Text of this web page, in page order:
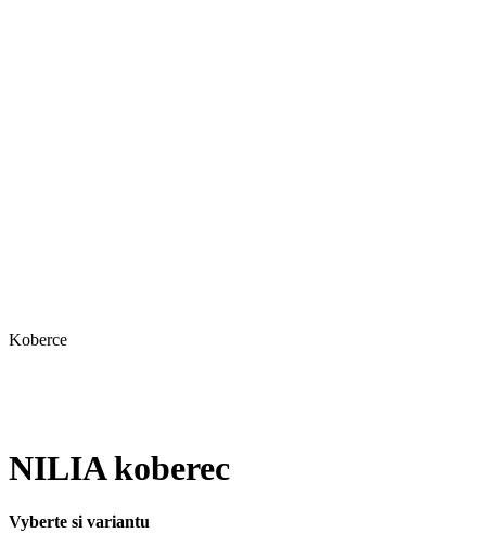
Koberce
NILIA koberec
Vyberte si variantu